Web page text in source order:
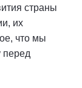
страны
их
что мы
перед